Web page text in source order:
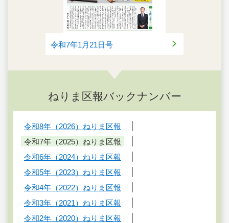
令和7年1月21日号
ねりま区報バックナンバー
令和8年（2026）ねりま区報
令和7年（2025）ねりま区報
令和6年（2024）ねりま区報
令和5年（2023）ねりま区報
令和4年（2022）ねりま区報
令和3年（2021）ねりま区報
令和2年（2020）ねりま区報